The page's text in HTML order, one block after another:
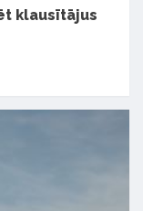
klausītājus